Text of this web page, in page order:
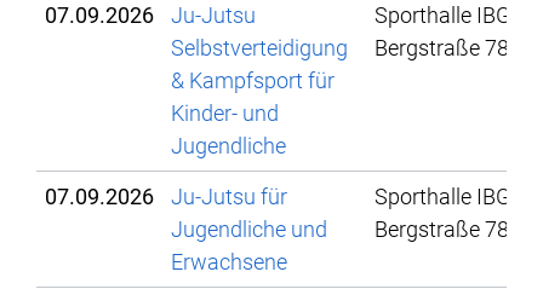
07.09.2026
Ju-Jutsu
Selbstverteidigung
& Kampfsport für
Kinder- und
Jugendliche
Sporthalle IBG,
Bergstraße 78
07.09.2026
Ju-Jutsu für
Jugendliche und
Erwachsene
Sporthalle IBG,
Bergstraße 78